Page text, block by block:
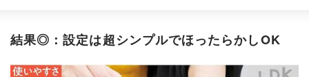
結果◎：設定は超シンプルでほったらかしOK